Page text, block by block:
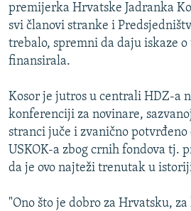
INFOGRAFIKE
KINA NA BALKANU
RSE PRIČE IZ SVIJETA
ISPRIČAJ MI
DNEVNO@RSE
SPECIJALI RSE
VIŠE OD NASLOVA
GENOCID U SREBRENICI
POPLAVE I KLIZIŠTA U BIH 2024.
PRATITE NAS
premijerka Hrvatske Jadranka
svi članovi stranke i
trebalo, spremni da daju iskaze
finansirala.
Kosor je jutros u centrali HDZ-a
konferenciji za novinare,
stranci juče i zvanično potvrđeno
USKOK-a zbog crnih fondova tj.
da je ovo najteži trenutak u
"Ono što je dobro za Hrvatsku,